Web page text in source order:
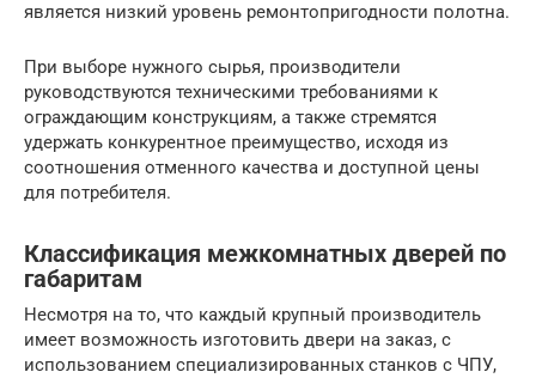
является низкий уровень ремонтопригодности полотна.
При выборе нужного сырья, производители
руководствуются техническими требованиями к
ограждающим конструкциям, а также стремятся
удержать конкурентное преимущество, исходя из
соотношения отменного качества и доступной цены
для потребителя.
Классификация межкомнатных дверей по
габаритам
Несмотря на то, что каждый крупный производитель
имеет возможность изготовить двери на заказ, с
использованием специализированных станков с ЧПУ,